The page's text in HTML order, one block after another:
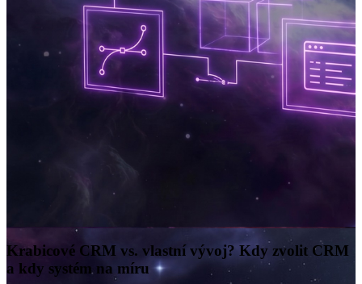
Krabicové CRM vs. vlastní vývoj? Kdy zvolit CRM
a kdy systém na míru